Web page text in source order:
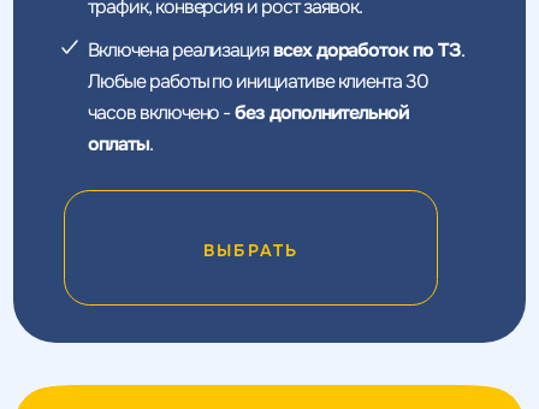
трафик, конверсия и рост заявок.
Включена реализациявсех доработок по ТЗ.
Любые работы по инициативе клиента 30
часов включено -без дополнительной
оплаты.
ВЫБРАТЬ